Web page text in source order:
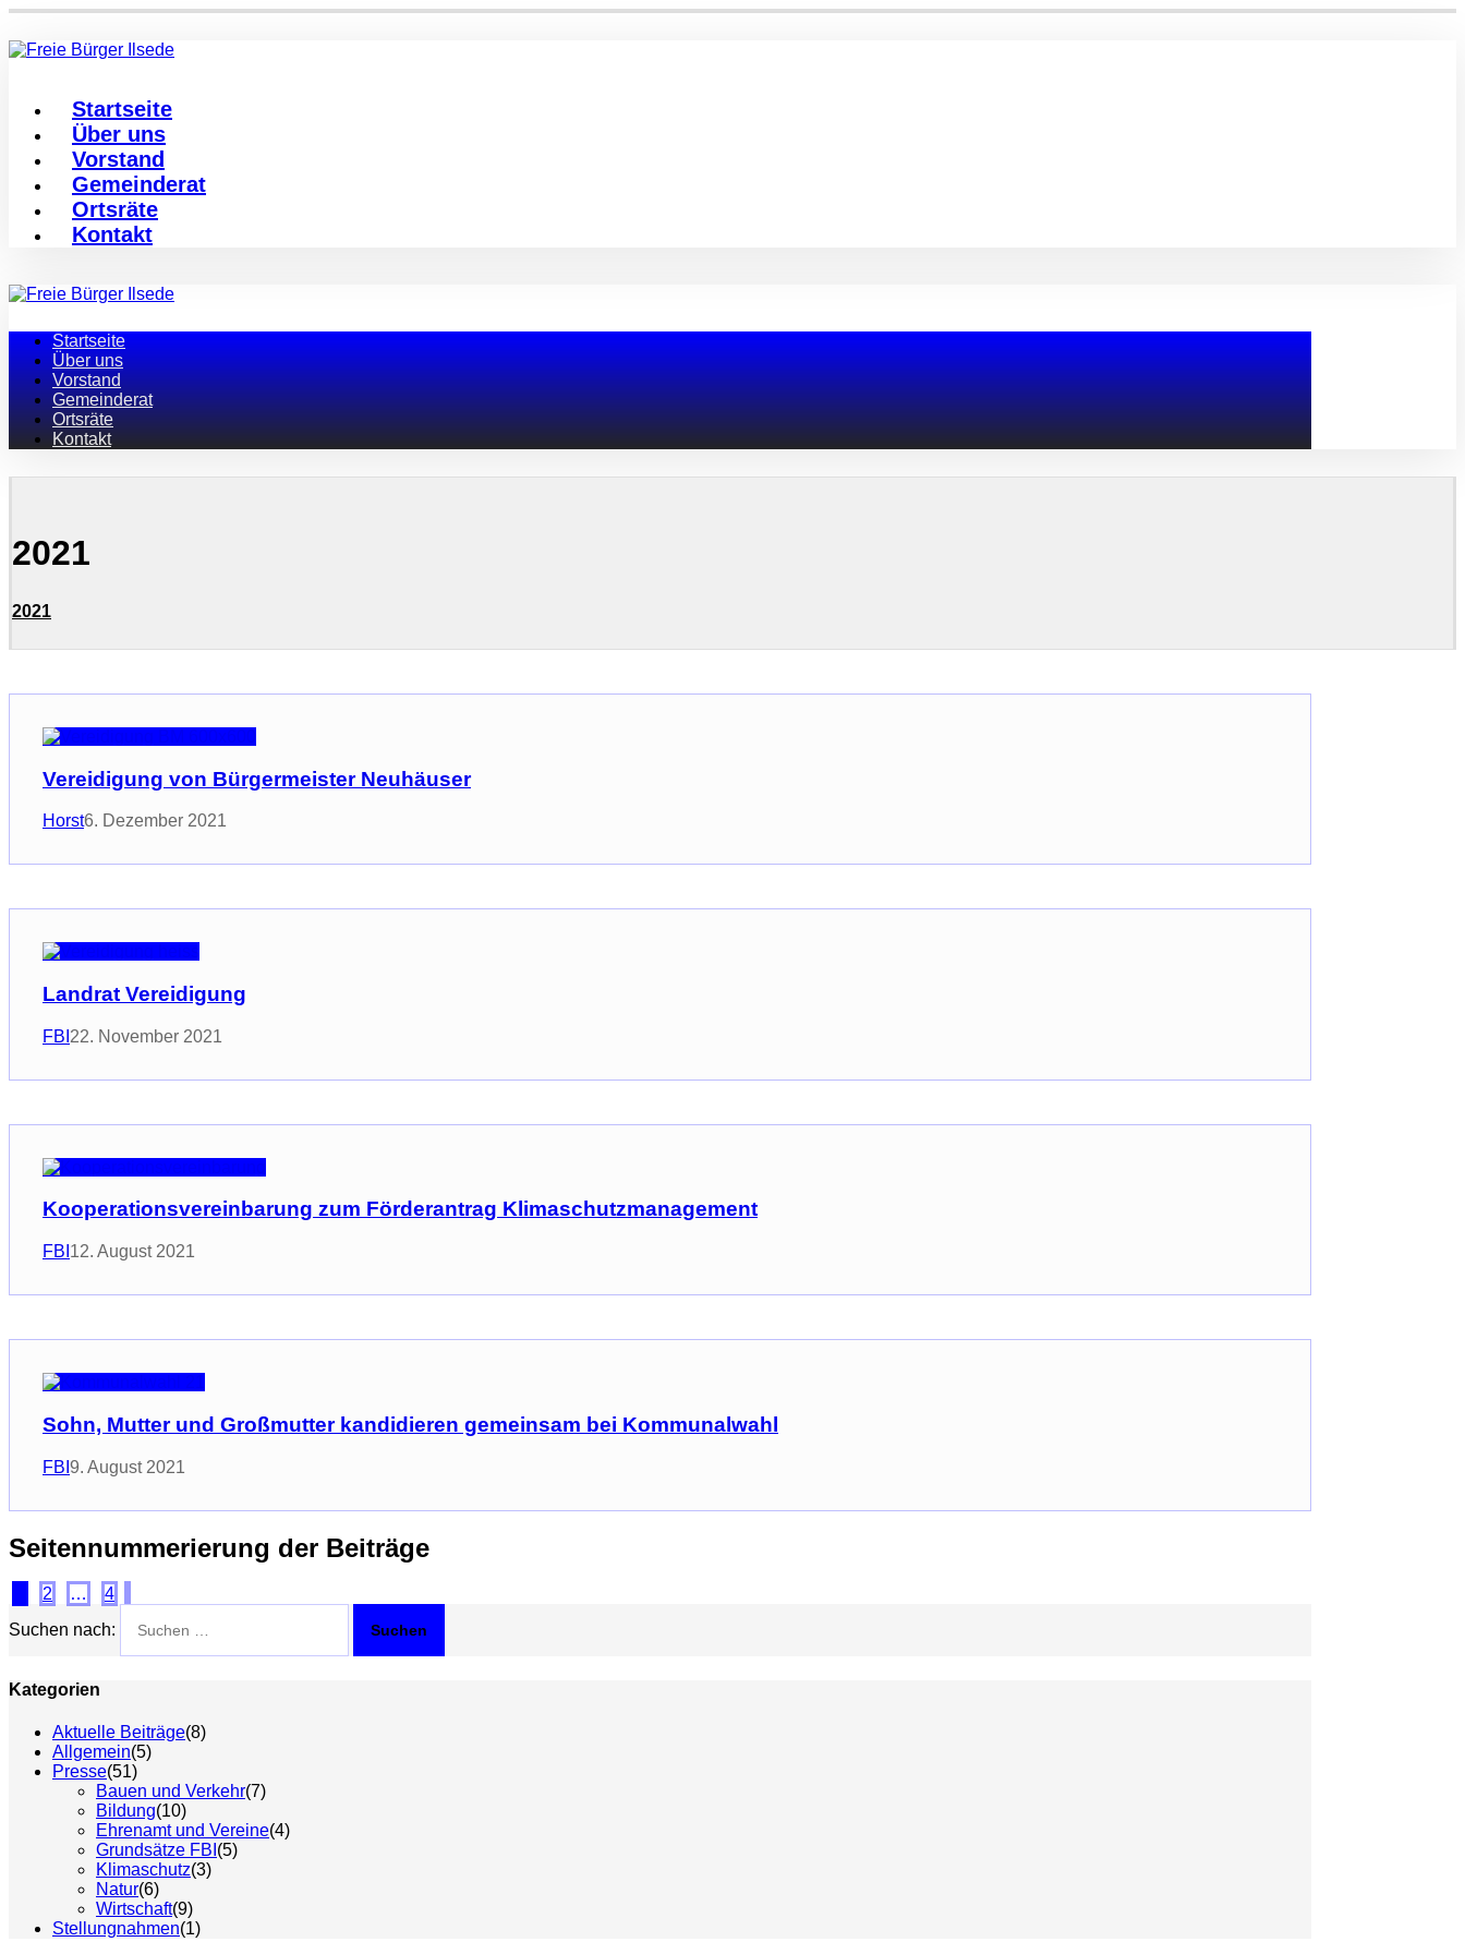
Startseite
Über uns
Vorstand
Gemeinderat
Ortsräte
Kontakt
Startseite
Über uns
Vorstand
Gemeinderat
Ortsräte
Kontakt
2021
2021
Vereidigung von Bürgermeister Neuhäuser
Horst6. Dezember 2021
Landrat Vereidigung
FBI 22. November 2021
Kooperationsvereinbarung zum Förderantrag Klimaschutzmanagement
FBI 12. August 2021
Sohn, Mutter und Großmutter kandidieren gemeinsam bei Kommunalwahl
FBI 9. August 2021
Seitennummerierung der Beiträge
2 …
4
Suchen nach:
Kategorien
Aktuelle Beiträge(8)
Allgemein(5)
Presse(51)
Bauen und Verkehr(7)
Bildung(10)
Ehrenamt und Vereine(4)
Grundsätze FBI (5)
Klimaschutz(3)
Natur(6)
Wirtschaft(9)
Stellungnahmen(1)